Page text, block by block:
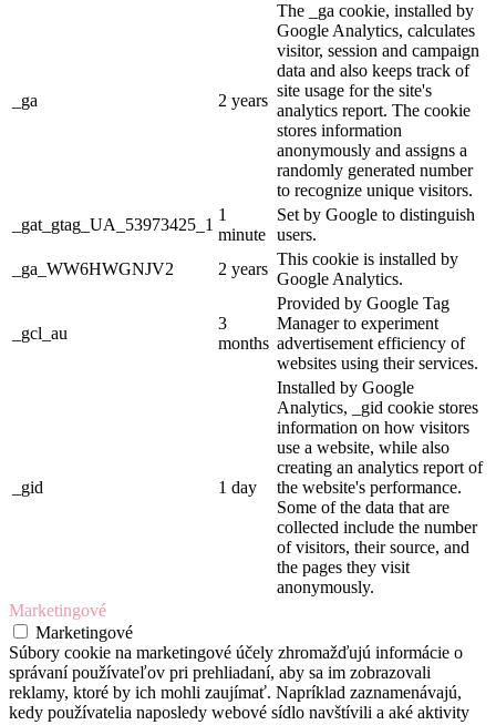
_ga 2 years
The _ga cookie, installed by
Google Analytics, calculates
visitor, session and campaign
data and also keeps track of
site usage for the site's
analytics report. The cookie
stores information
anonymously and assigns a
randomly generated number
to recognize unique visitors.
_gat_gtag_UA_53973425_1
1
minute
Set by Google to distinguish
users.
_ga_WW6HWGNJV2
2 years
This cookie is installed by
Google Analytics.
_gcl_au
3
months
Provided by Google Tag
Manager to experiment
advertisement efficiency of
websites using their services.
_gid 1 day
Installed by Google
Analytics, _gid cookie stores
information on how visitors
use a website, while also
creating an analytics report of
the website's performance.
Some of the data that are
collected include the number
of visitors, their source, and
the pages they visit
anonymously.
Marketingové
Marketingové
Súbory cookie na marketingové účely zhromažďujú informácie o
správaní používateľov pri prehliadaní, aby sa im zobrazovali
reklamy, ktoré by ich mohli zaujímať. Napríklad zaznamenávajú,
kedy používatelia naposledy webové sídlo navštívili a aké aktivity